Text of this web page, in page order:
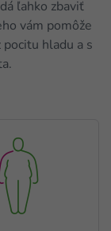
ľahko zbaviť
vám pomôže
hladu a s